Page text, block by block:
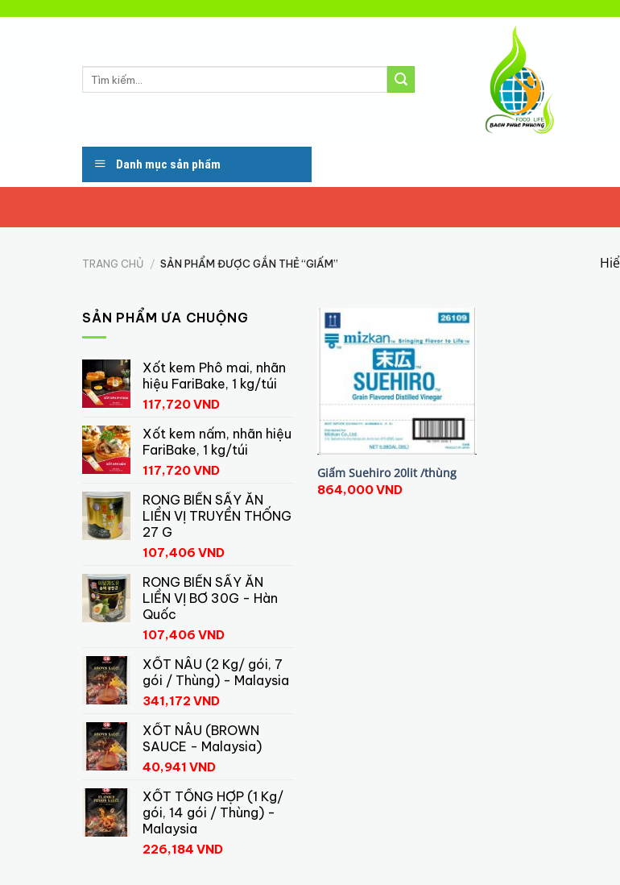
Tìm
Danh mục sản phẩm
TRANG CHỦ / SẢN PHẨM ĐƯỢC GẮN THẺ “GIẤM”
SẢN PHẨM ƯA CHUỘNG
Xốt kem Phô mai, nhãn
hiệu FariBake, 1 kg/túi
117,720VND
Xốt kem nấm, nhãn hiệu
FariBake, 1 kg/túi
117,720VND
RONG BIỂN SẤY ĂN
LIỀN VỊ TRUYỀN THỐNG
27 G
107,406 VND
RONG BIỂN SẤY ĂN
LIỀN VỊ BƠ 30G - Hàn
Quốc
107,406 VND
XỐT NÂU (2 Kg/ gói, 7
gói / Thùng) - Malaysia
341,172 VND
XỐT NÂU (BROWN
SAUCE - Malaysia)
40,941 VND
XỐT TỔNG HỢP (1 Kg/
gói, 14 gói / Thùng) -
Malaysia
226,184 VND
Giấm Suehiro 20lit /thùng
864,000VND